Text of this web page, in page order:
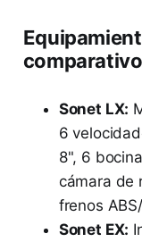
comparativo
Sonet LX:
6
8", 6
cámara de
frenos
Sonet EX: